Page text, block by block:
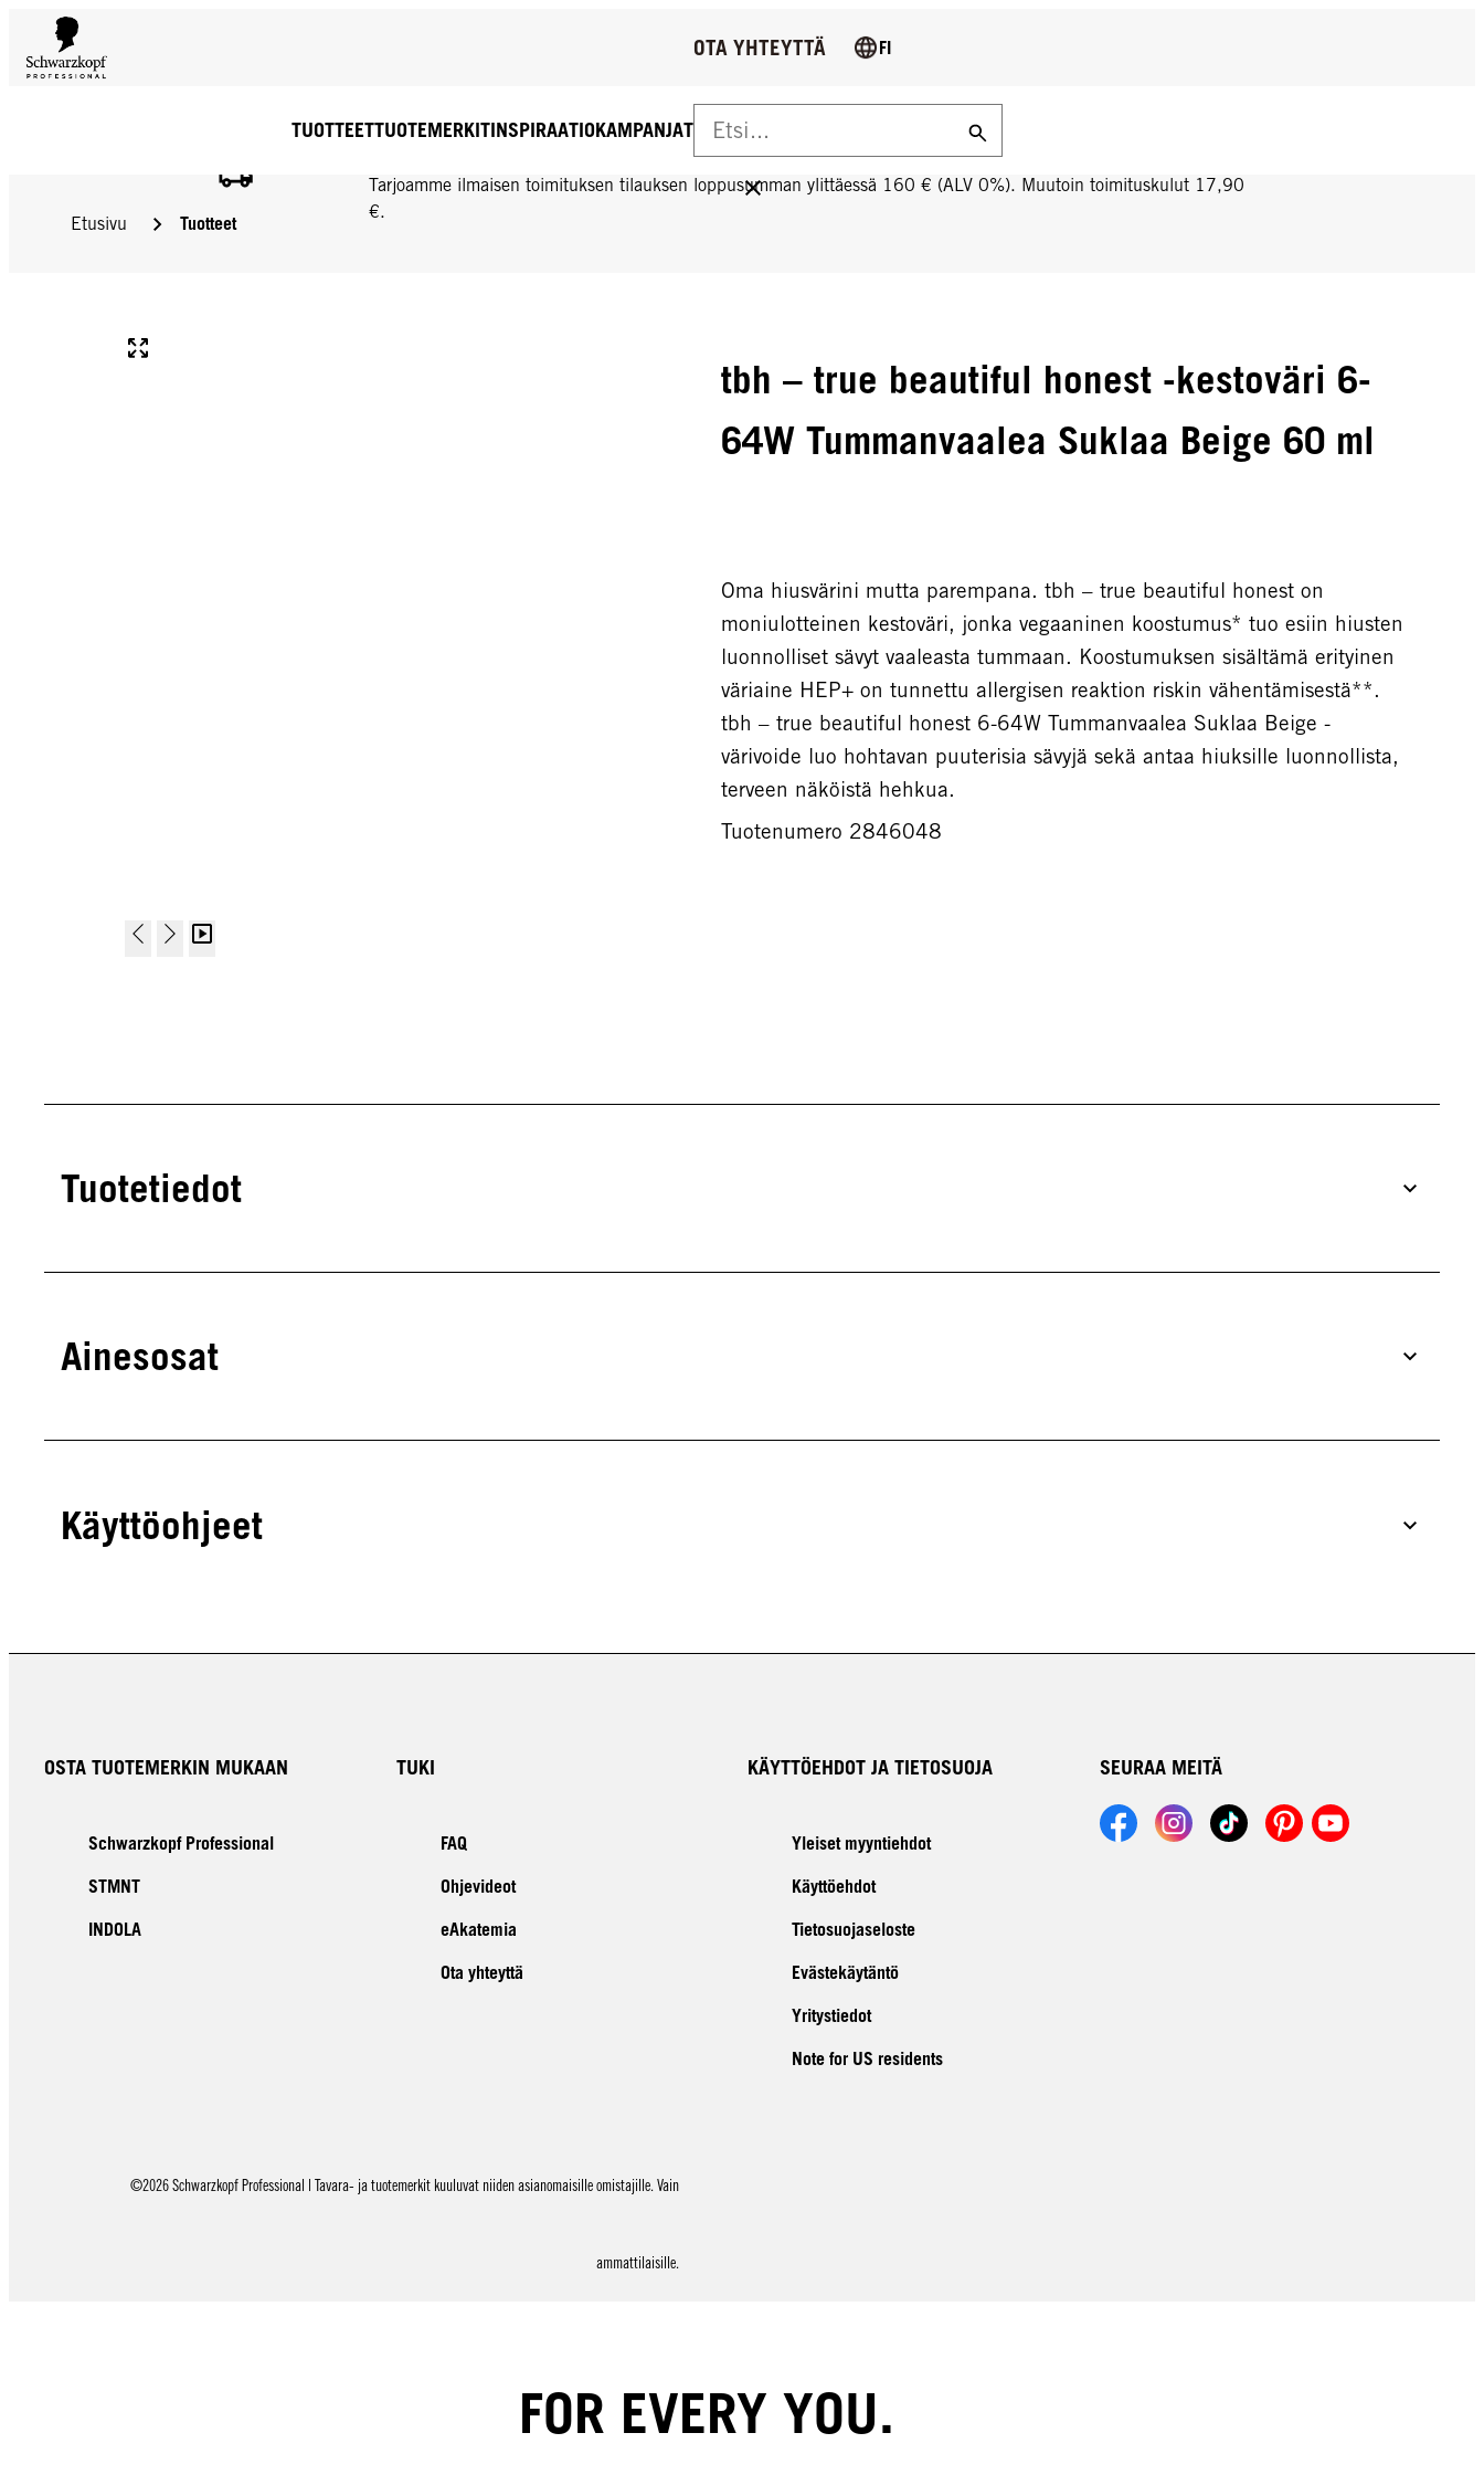
Tarjoamme ilmaisen toimituksen tilauksen loppusumman ylittäessä 160 € (ALV 0%). Muutoin toimituskulut 17,90
€.
TUOTTEETTUOTEMERKITINSPIRAATIOKAMPANJAT
OTA YHTEYTTÄ FI
Etusivu Tuotteet
tbh – true beautiful honest -kestoväri 6-
64W Tummanvaalea Suklaa Beige 60 ml
Oma hiusvärini mutta parempana. tbh – true beautiful honest on
moniulotteinen kestoväri, jonka vegaaninen koostumus* tuo esiin hiusten
luonnolliset sävyt vaaleasta tummaan. Koostumuksen sisältämä erityinen
väriaine HEP+ on tunnettu allergisen reaktion riskin vähentämisestä**.
tbh – true beautiful honest 6-64W Tummanvaalea Suklaa Beige -
värivoide luo hohtavan puuterisia sävyjä sekä antaa hiuksille luonnollista,
terveen näköistä hehkua.
Tuotenumero 2846048
Tuotetiedot
Ainesosat
Käyttöohjeet
OSTA TUOTEMERKIN MUKAAN
Schwarzkopf Professional
STMNT
INDOLA
TUKI
FAQ
Ohjevideot
eAkatemia
Ota yhteyttä
KÄYTTÖEHDOT JA TIETOSUOJA
Yleiset myyntiehdot
Käyttöehdot
Tietosuojaseloste
Evästekäytäntö
Yritystiedot
Note for US residents
SEURAA MEITÄ
©2026 Schwarzkopf Professional | Tavara- ja tuotemerkit kuuluvat niiden asianomaisille omistajille. Vain
ammattilaisille.
FOR EVERY YOU.